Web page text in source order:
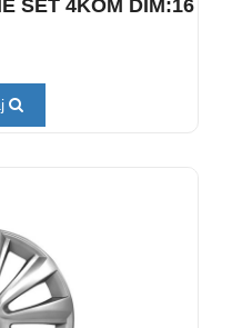
SET 4KOM DIM:16